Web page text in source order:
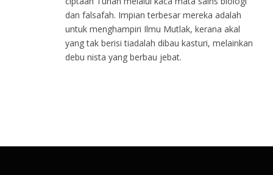
dan falsafah. Impian terbesar mereka adalah
untuk menghampiri Ilmu Mutlak, kerana akal
yang tak berisi tiadalah dibau kasturi, melainkan
debu nista yang berbau jebat.